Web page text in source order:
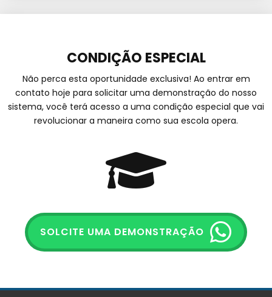
CONDIÇÃO ESPECIAL
Não perca esta oportunidade exclusiva! Ao entrar em
contato hoje para solicitar uma demonstração do nosso
sistema, você terá acesso a uma condição especial que vai
revolucionar a maneira como sua escola opera.
SOLCITE UMA DEMONSTRAÇÃO